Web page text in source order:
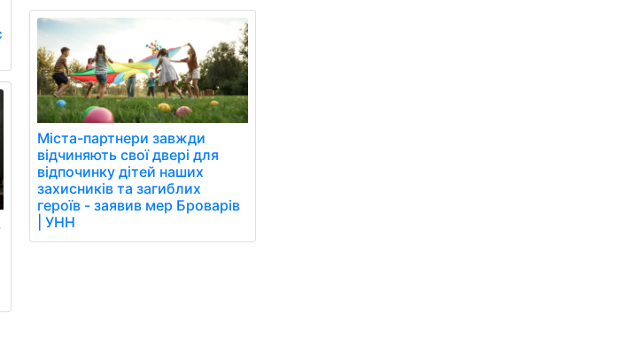
Міста-партнери завжди
відчиняють свої двері для
відпочинку дітей наших
захисників та загиблих
героїв - заявив мер Броварів
| УНН